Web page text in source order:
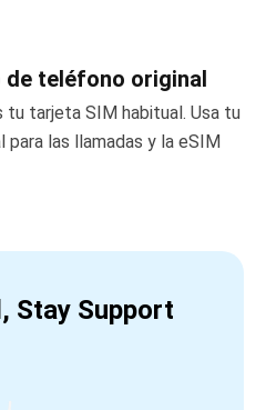
de teléfono original
tu tarjeta SIM habitual. Usa tu
las llamadas y la eSIM
Stay Support